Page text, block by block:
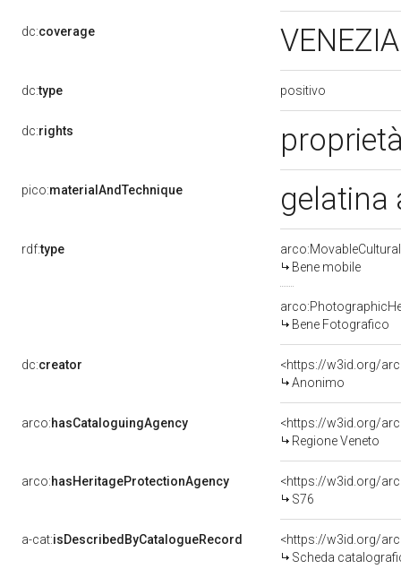
dc:coverage
dc:type positivo
dc:rights
pico:materialAndTechnique gelatina
rdf:type
Bene mobile
Bene Fotografico
dc:creator
<https://w3id.org/
Anonimo
arco:hasCataloguingAgency
<https://w3id.org/
Regione Veneto
arco:hasHeritageProtectionAgency
<https://w3id.org/
S76
a-cat:isDescribedByCatalogueRecord
<https://w3id.org/
Scheda